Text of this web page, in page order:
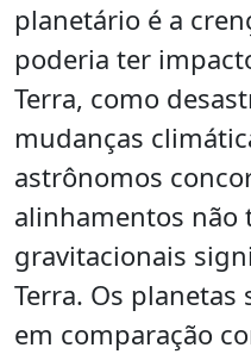
planetário é a
poderia ter
Terra, como
mudanças
astrônomos
alinhamentos não
gravitacionais
Terra. Os
em comparação